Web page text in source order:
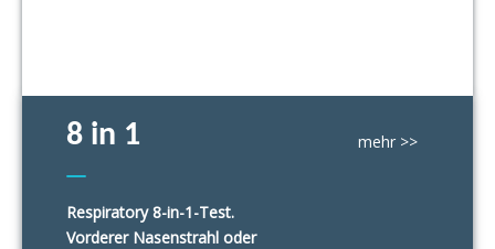
SARS-CoV-2/Grippe A & B
HPIV/RSV/ADV/MP/STREP a
8 in 1 mehr >>
Respiratory 8-in-1-Test.
Vorderer Nasenstrahl oder